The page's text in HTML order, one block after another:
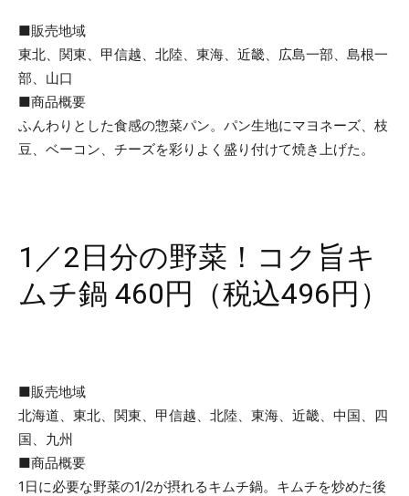
■販売地域
東北、関東、甲信越、北陸、東海、近畿、広島一部、島根一
部、山口
■商品概要
ふんわりとした食感の惣菜パン。パン生地にマヨネーズ、枝
豆、ベーコン、チーズを彩りよく盛り付けて焼き上げた。
1／2日分の野菜！コク旨キ
ムチ鍋 460円（税込496円）
■販売地域
北海道、東北、関東、甲信越、北陸、東海、近畿、中国、四
国、九州
■商品概要
1日に必要な野菜の1/2が摂れるキムチ鍋。キムチを炒めた後